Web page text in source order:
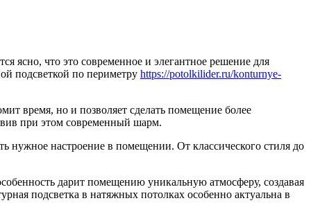
ясно, что это современное и элегантное решение для
подсветкой по периметру https://potolkilider.ru/konturnye-
время, но и позволяет сделать помещение более
при этом современный шарм.
нужное настроение в помещении. От классического стиля до
дарит помещению уникальную атмосферу, создавая
подсветка в натяжных потолках особенно актуальна в